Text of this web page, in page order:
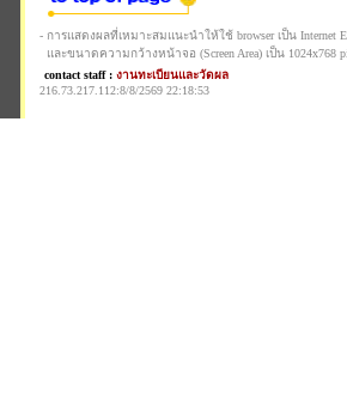
- การแสดงผลที่เหมาะสมแนะนำให้ใช้ browser เป็น Internet
และขนาดความกว้างหน้าจอ (Screen Area) เป็น 1024x768
contact staff : งานทะเบียนและวัดผล
216.73.217.112:8/8/2569 22:18:53